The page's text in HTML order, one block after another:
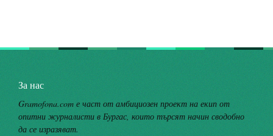
За нас
Gramofona.com е част от амбициозен проект на екип от
опитни журналисти в Бургас, които търсят начин сводобно
да се изразяват.